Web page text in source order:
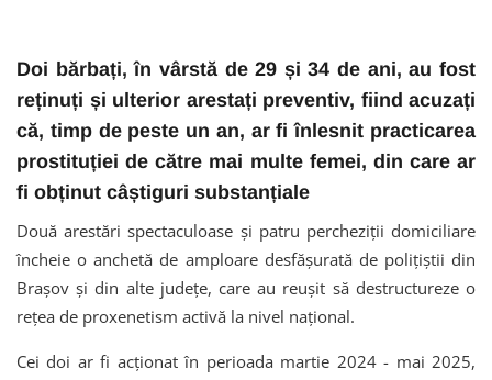
Doi bărbați, în vârstă de 29 și 34 de ani, au fost
reținuți și ulterior arestați preventiv, fiind acuzați
că, timp de peste un an, ar fi înlesnit practicarea
prostituției de către mai multe femei, din care ar
fi obținut câștiguri substanțiale
Două arestări spectaculoase și patru percheziții domiciliare
încheie o anchetă de amploare desfășurată de polițiștii din
Brașov și din alte județe, care au reușit să destructureze o
rețea de proxenetism activă la nivel național.
Cei doi ar fi acționat în perioada martie 2024 - mai 2025,